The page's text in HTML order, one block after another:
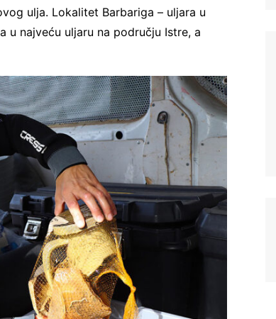
ulja. Lokalitet Barbariga – uljara u
u najveću uljaru na području Istre, a
Ne šaljemo spamove! Pročitajte našapravila
korišćenja za više informacija.